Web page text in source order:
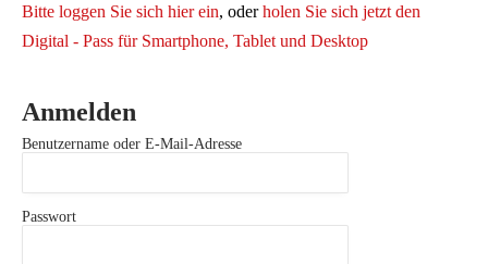
Bitte loggen Sie sich hier ein, oderholen Sie sich jetzt den
Digital - Pass für Smartphone, Tablet und Desktop
Anmelden
Benutzername oder E-Mail-Adresse
Passwort